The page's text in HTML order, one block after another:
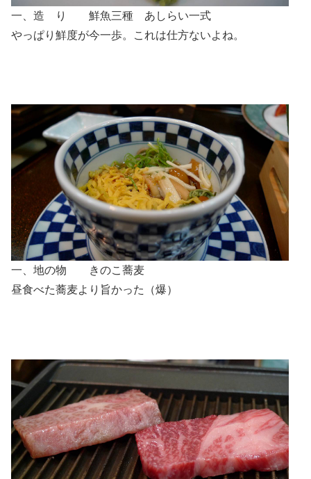
一、造 り 鮮魚三種 あしらい一式
やっぱり鮮度が今一歩。これは仕方ないよね。
一、地の物 きのこ蕎麦
昼食べた蕎麦より旨かった（爆）